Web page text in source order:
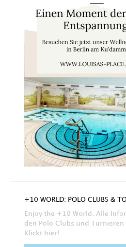
+10 WORLD: POLO CLUBS &
Enjoy the +10 World. Alle
den Polo Clubs und Turnieren
Klickt hier!